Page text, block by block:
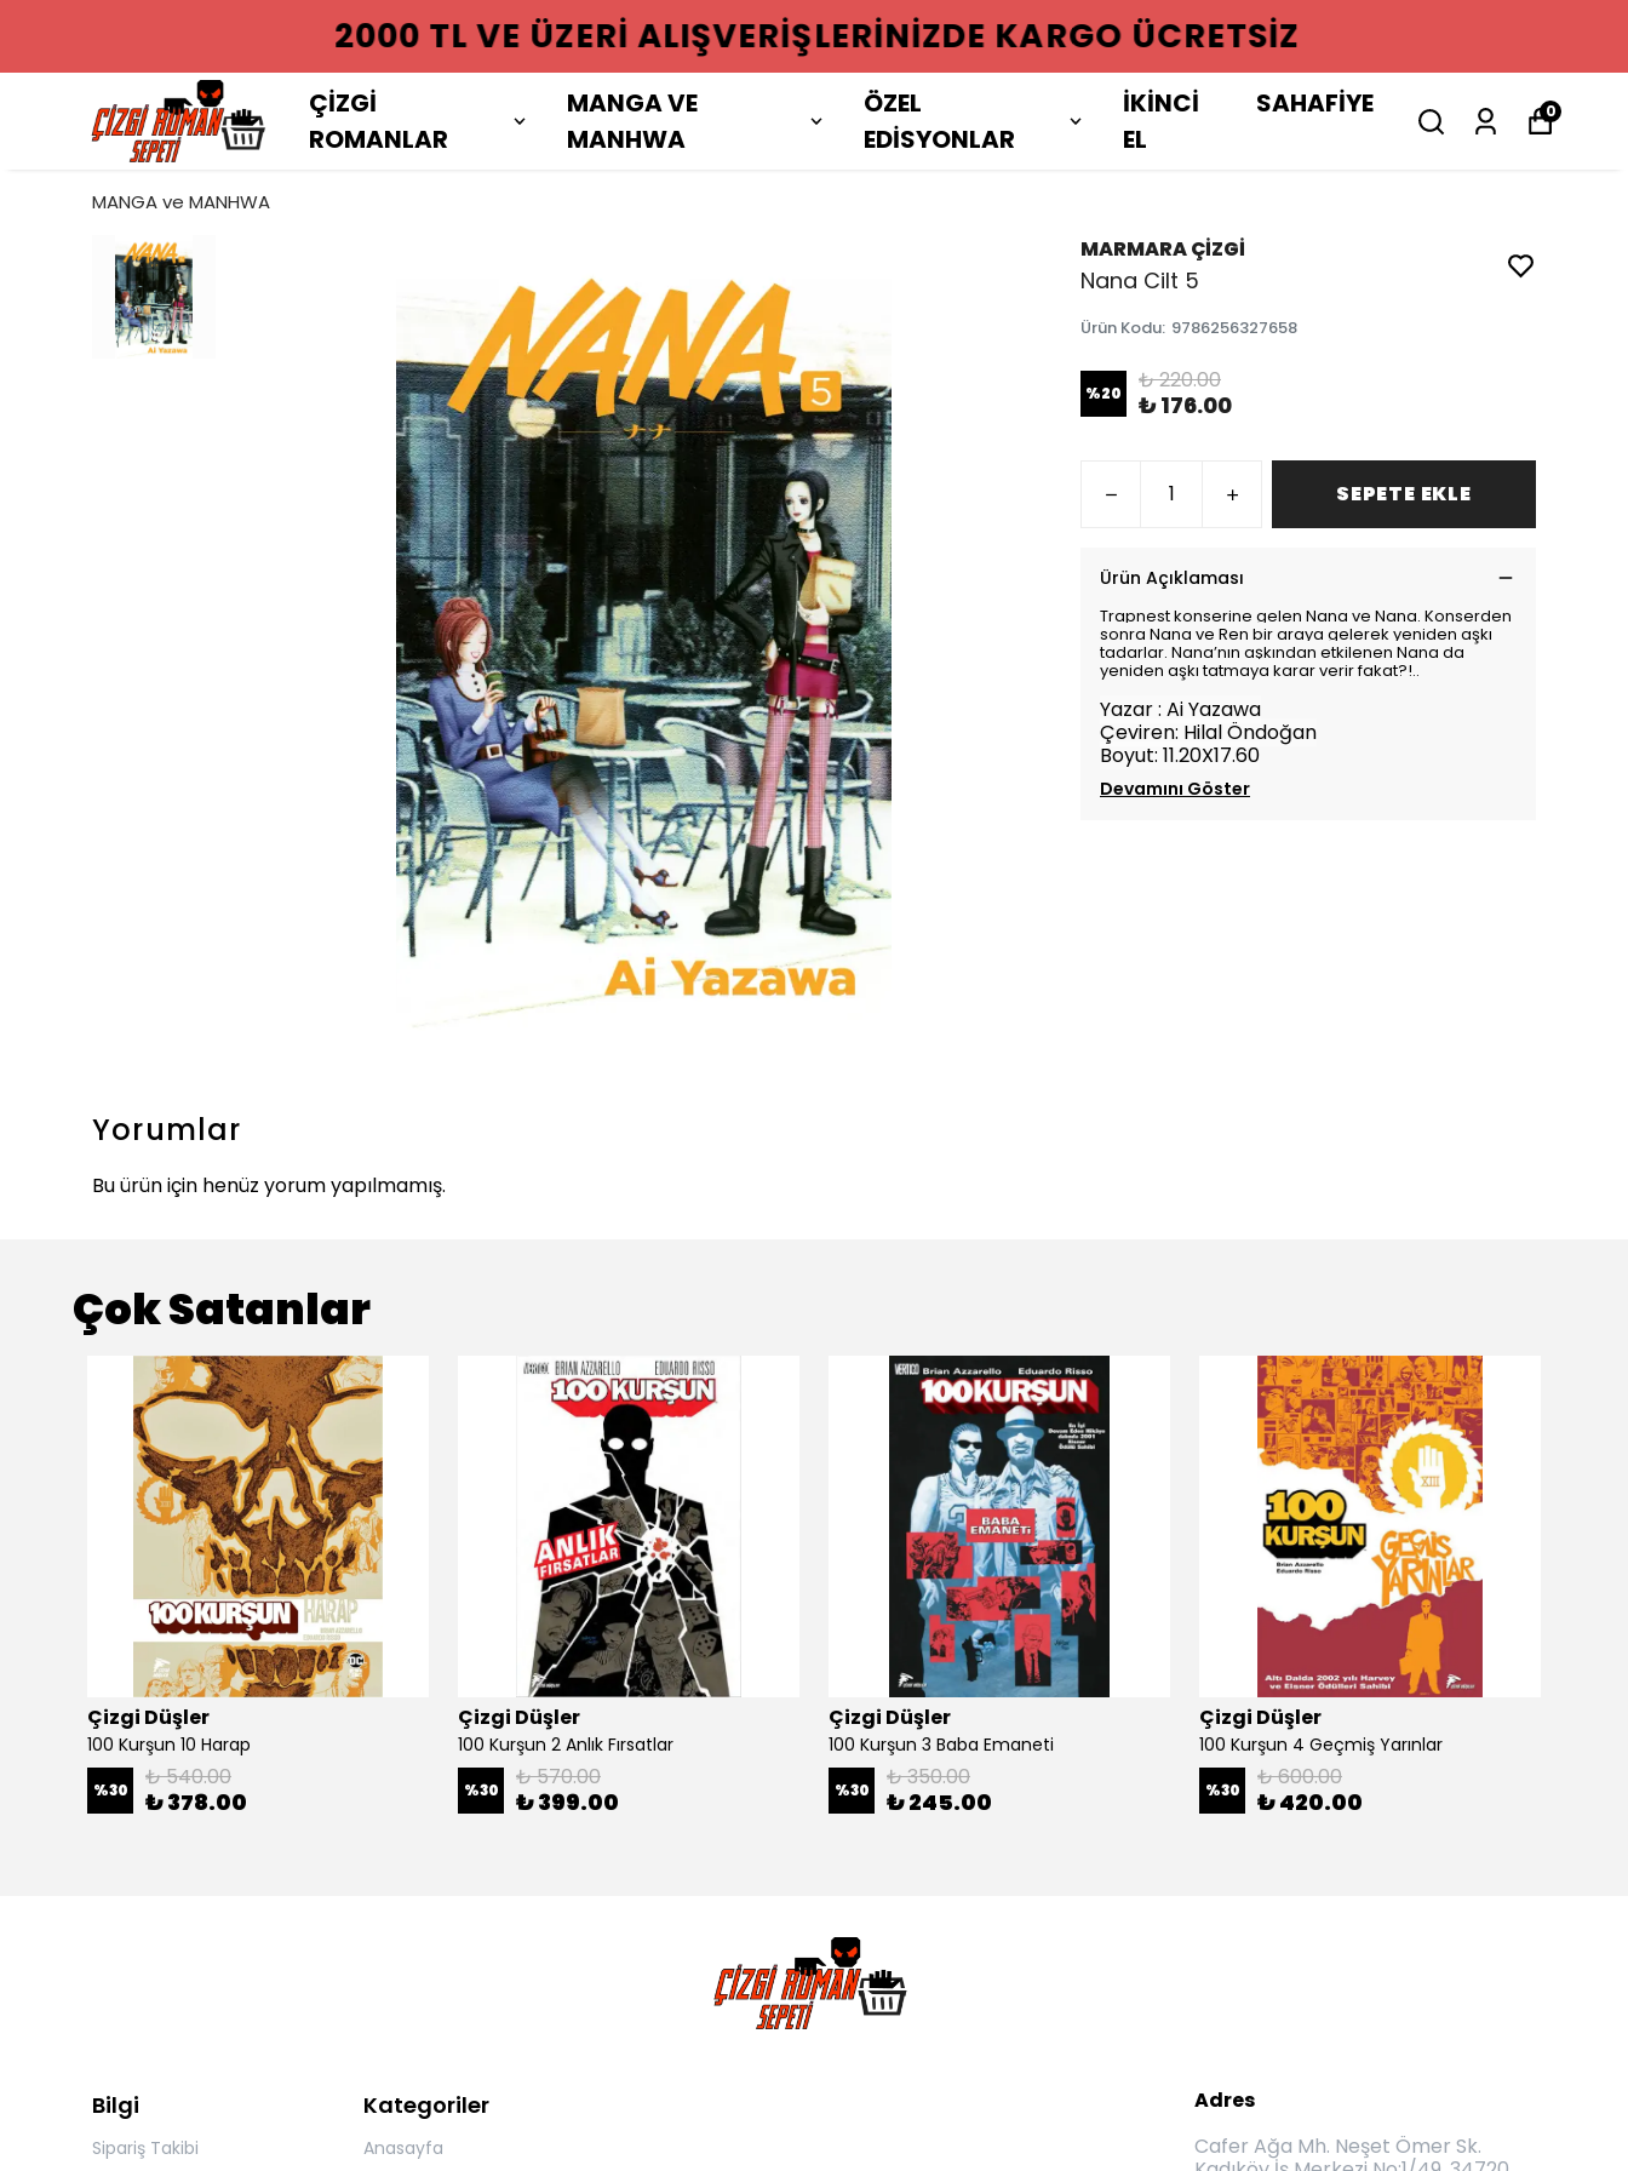
2000 TL VE ÜZERI ALIŞVERIŞLERINIZDE KARGO ÜCRETSIZ
ÇİZGİ
ROMANLAR
MANGA VE
MANHWA
ÖZEL
EDİSYONLAR
İKİNCİ
EL
SAHAFİYE 0
MANGA ve MANHWA
MARMARA ÇİZGİ
Nana Cilt 5
Ürün Kodu: 9786256327658
%20 ₺ 220.00
₺ 176.00
SEPETE EKLE
Ürün Açıklaması
Trapnest konserine gelen Nana ve Nana. Konserden
sonra Nana ve Ren bir araya gelerek yeniden aşkı
tadarlar. Nana’nın aşkından etkilenen Nana da
yeniden aşkı tatmaya karar verir fakat?!..
Yazar : Ai Yazawa
Çeviren: Hilal Öndoğan
Boyut: 11.20X17.60
Devamını Göster
Yorumlar
Bu ürün için henüz yorum yapılmamış.
Çok Satanlar
Çizgi Düşler
100 Kurşun 10 Harap
%30 ₺ 540.00
₺ 378.00
Çizgi Düşler
100 Kurşun 2 Anlık Fırsatlar
%30 ₺ 570.00
₺ 399.00
Çizgi Düşler
100 Kurşun 3 Baba Emaneti
%30 ₺ 350.00
₺ 245.00
Çizgi Düşler
100 Kurşun 4 Geçmiş Yarınlar
%30 ₺ 600.00
₺ 420.00
Bilgi
Sipariş Takibi
Kategoriler
Anasayfa
Adres
Cafer Ağa Mh. Neşet Ömer Sk.